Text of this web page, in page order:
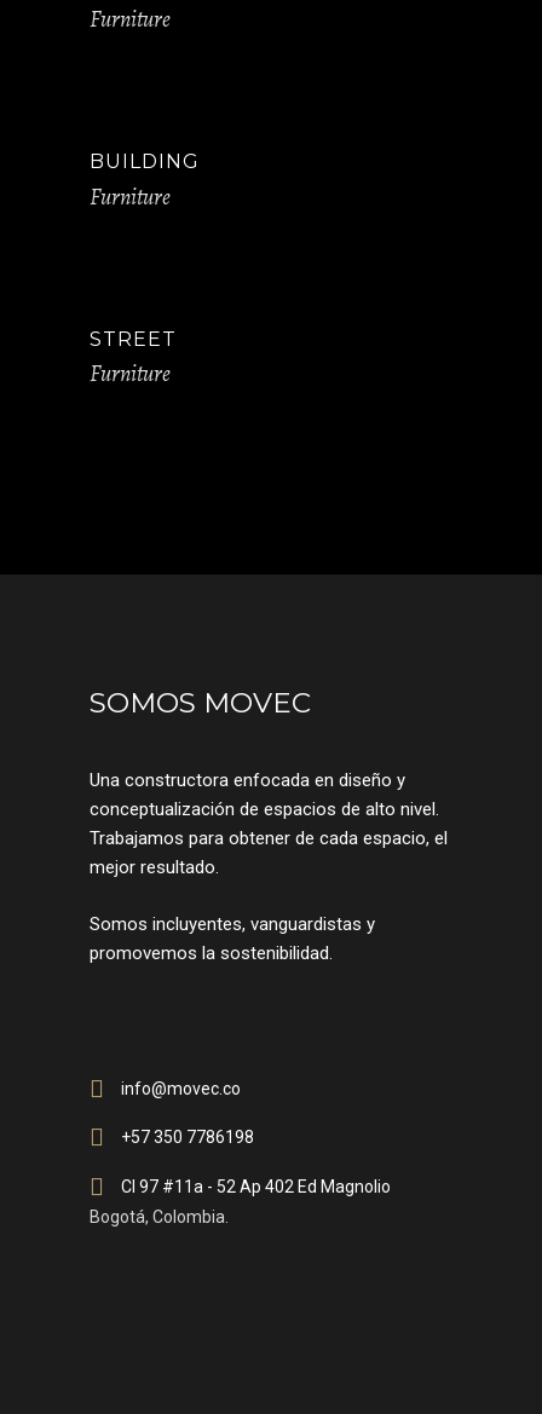
Furniture
BUILDING
Furniture
STREET
Furniture
SOMOS MOVEC
Una constructora enfocada en diseño y
conceptualización de espacios de alto nivel.
Trabajamos para obtener de cada espacio, el
mejor resultado.
Somos incluyentes, vanguardistas y
promovemos la sostenibilidad.
info@movec.co
+57 350 7786198
Cl 97 #11a - 52 Ap 402 Ed Magnolio
Bogotá, Colombia.